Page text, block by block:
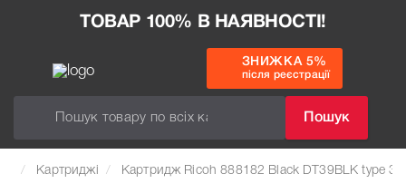
ТОВАР 100% В НАЯВНОСТІ!
Пошук
ЗНИЖКА 5%
після реєстрації
Картриджі Картридж Ricoh 888182 Black DT39BLK type